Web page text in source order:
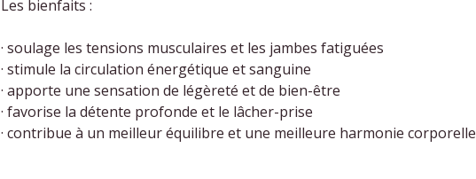
Les bienfaits :
· soulage les tensions musculaires et les jambes fatiguées
· stimule la circulation énergétique et sanguine
· apporte une sensation de légèreté et de bien-être
· favorise la détente profonde et le lâcher-prise
· contribue à un meilleur équilibre et une meilleure harmonie corporelle